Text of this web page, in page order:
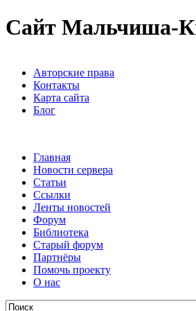
Сайт Мальчиша-
Авторские права
Контакты
Карта сайта
Блог
Главная
Новости сервера
Статьи
Ссылки
Ленты новостей
Форум
Библиотека
Старый форум
Партнёры
Помочь проекту
О нас